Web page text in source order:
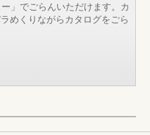
」でごらんいただけます。カ
めくりながらカタログをごら